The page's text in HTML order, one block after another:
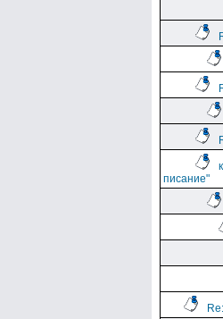
писание"